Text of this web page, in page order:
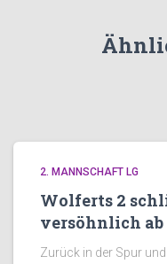
2. MANNSCHAFT LG
Wolferts 2
versöhnlich ab
Zurück in der Spur